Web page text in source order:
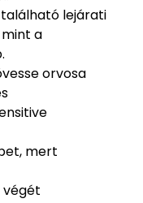
található lejárati
a
orvosa
mert
végét